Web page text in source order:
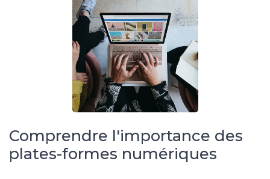
Comprendre l'importance des
plates-formes numériques